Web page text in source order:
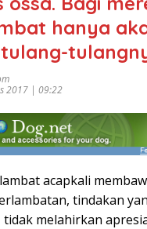
hanya
2017 | 09:22
acapkali
tindakan
tidak melahirkan